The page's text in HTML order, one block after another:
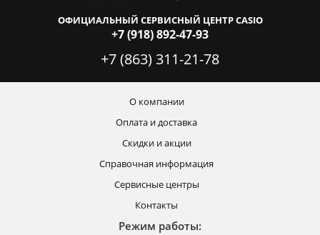
ОФИЦИАЛЬНЫЙ СЕРВИСНЫЙ ЦЕНТР CASIO
+7 (918) 892-47-93
+7 (863) 311-21-78
О компании
Оплата и доставка
Скидки и акции
Справочная информация
Сервисные центры
Контакты
Режим работы: